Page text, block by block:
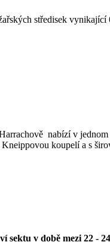
středisek
nabízí v
koupelí a s
v době mezi 22 -